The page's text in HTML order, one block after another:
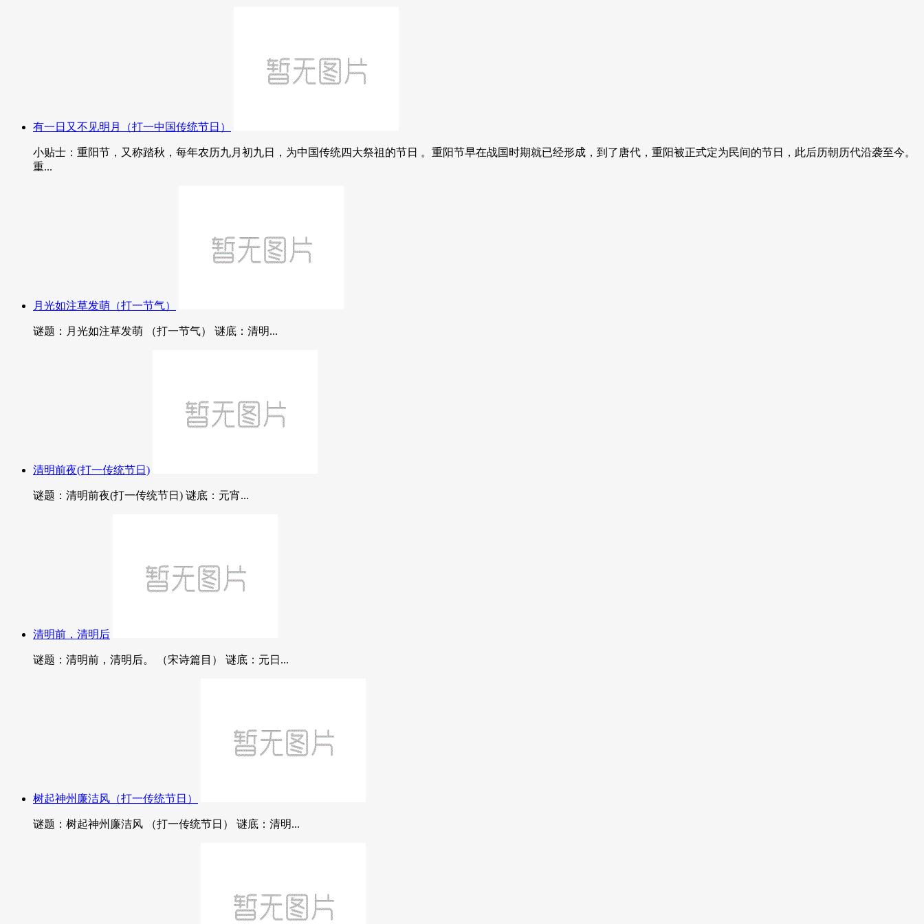
有一日又不见明月（打一中国传统节日）
小贴士：重阳节，又称踏秋，每年农历九月初九日，为中国传统四大祭祖的节日 。重阳节早在战国时期就已经形成，到了唐代，重阳被正式定为民间的节日，此后历朝历代沿袭至今。
重...
月光如注草发萌（打一节气）
谜题：月光如注草发萌 （打一节气） 谜底：清明...
清明前夜(打一传统节日)
谜题：清明前夜(打一传统节日) 谜底：元宵...
清明前，清明后
谜题：清明前，清明后。 （宋诗篇目） 谜底：元日...
树起神州廉洁风（打一传统节日）
谜题：树起神州廉洁风 （打一传统节日） 谜底：清明...